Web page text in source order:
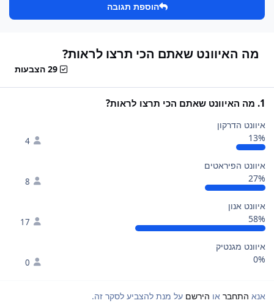
הוספת תגובה
מה האיוונט שאתם הכי תרצו לראות?
29 הצבעות
1. מה האיוונט שאתם הכי תרצו לראות?
איוונט הדרקון
13%
4
איוונט הפיראטים
27%
8
איוונט אנון
58%
17
איוונט מגנטיק
0%
0
אנא התחבר או הירשם על מנת להצביע לסקר זה.